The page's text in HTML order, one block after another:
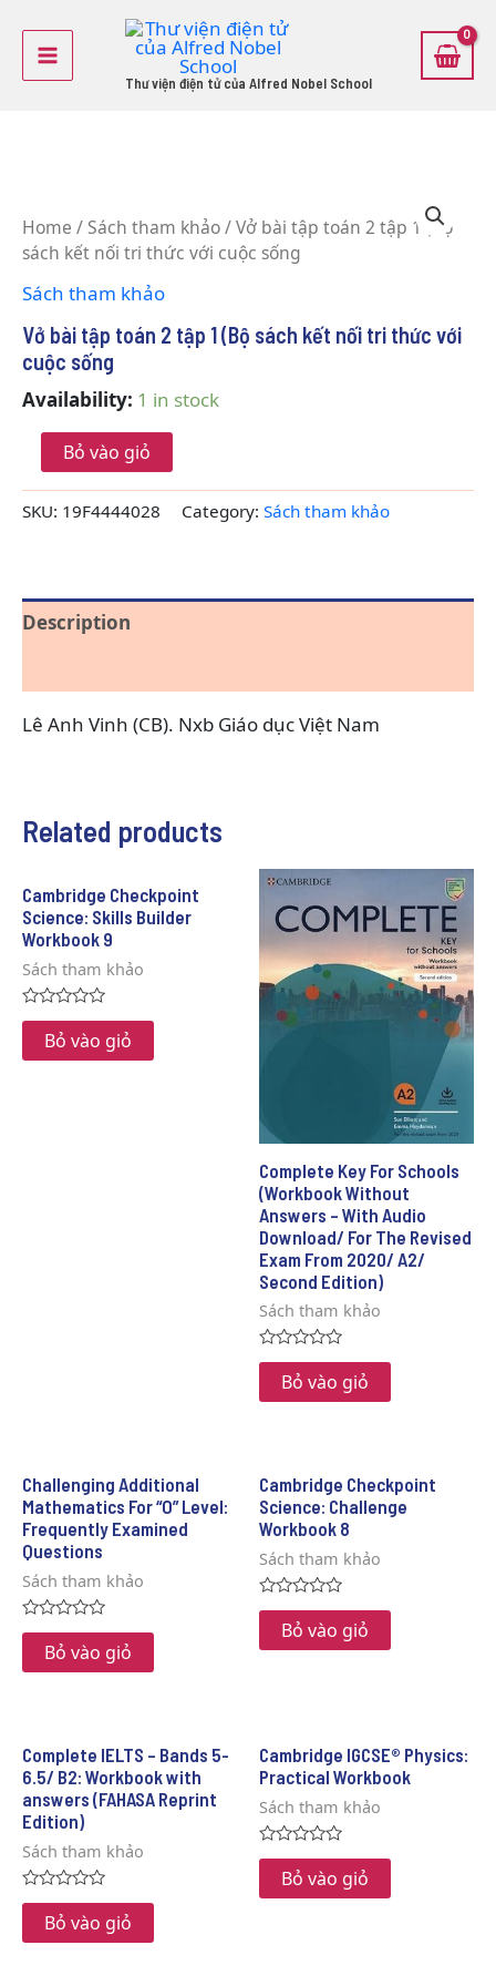
content
Main
Menu
Thư viện điện tử của Alfred Nobel School
Home /Sách tham khảo/ Vở bài tập toán 2 tập 1 (Bộ
sách kết nối tri thức với cuộc sống
Sách tham khảo
Vở bài tập toán 2 tập 1 (Bộ sách kết nối tri thức với
cuộc sống
Availability: 1 in stock
tập
toán
tập
(Bộ
sách
nối
với
cuộc
sống
Bỏ vào giỏ
SKU: 19F4444028 Category: Sách tham khảo
Description
Lê Anh Vinh (CB). Nxb Giáo dục Việt Nam
Related products
Cambridge Checkpoint
Science: Skills Builder
Workbook 9
Sách tham khảo
Rated
of
Bỏ vào giỏ
Complete Key For Schools
(Workbook Without
Answers – With Audio
Download/ For The Revised
Exam From 2020/ A2/
Second Edition)
Sách tham khảo
Rated
of
Bỏ vào giỏ
Challenging Additional
Mathematics For “O” Level:
Frequently Examined
Questions
Sách tham khảo
Rated
of
Bỏ vào giỏ
Cambridge Checkpoint
Science: Challenge
Workbook 8
Sách tham khảo
Rated
of
Bỏ vào giỏ
Complete IELTS – Bands 5-
6.5/ B2: Workbook with
answers (FAHASA Reprint
Edition)
Sách tham khảo
Rated
of
Bỏ vào giỏ
Cambridge IGCSE® Physics:
Practical Workbook
Sách tham khảo
Rated
of
Bỏ vào giỏ